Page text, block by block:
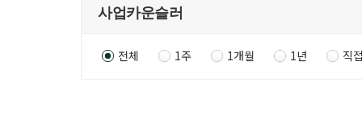
전체 1주 1개월 1년 직